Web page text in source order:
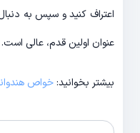
اعتراف کنید و سپس به
عنوان اولین قدم، عالی است.
بیشتر بخوانید:خواص